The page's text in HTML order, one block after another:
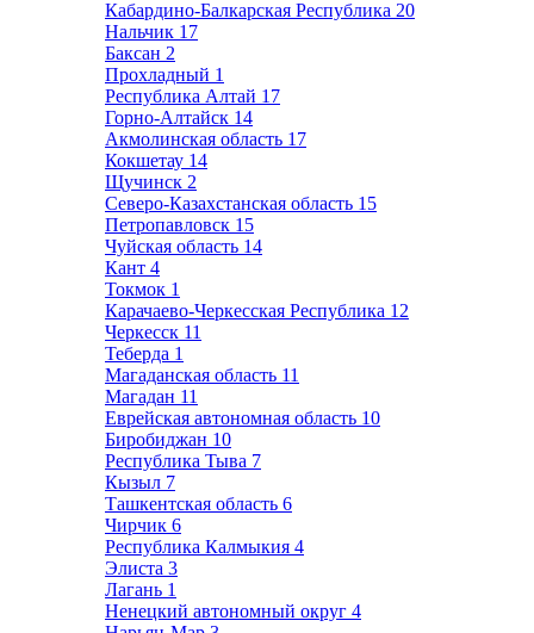
Кабардино-Балкарская Республика 20
Нальчик 17
Баксан 2
Прохладный 1
Республика Алтай 17
Горно-Алтайск 14
Акмолинская область 17
Кокшетау 14
Щучинск 2
Северо-Казахстанская область 15
Петропавловск 15
Чуйская область 14
Кант 4
Токмок 1
Карачаево-Черкесская Республика 12
Черкесск 11
Теберда 1
Магаданская область 11
Магадан 11
Еврейская автономная область 10
Биробиджан 10
Республика Тыва 7
Кызыл 7
Ташкентская область 6
Чирчик 6
Республика Калмыкия 4
Элиста 3
Лагань 1
Ненецкий автономный округ 4